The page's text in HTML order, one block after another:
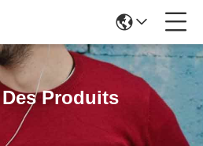
Produits